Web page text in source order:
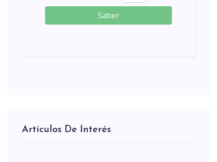
Saber
Artículos De Interés